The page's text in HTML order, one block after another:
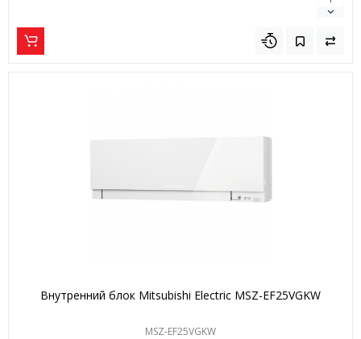
Внутренний блок Mitsubishi Electric MSZ-EF25VGKW
MSZ-EF25VGKW